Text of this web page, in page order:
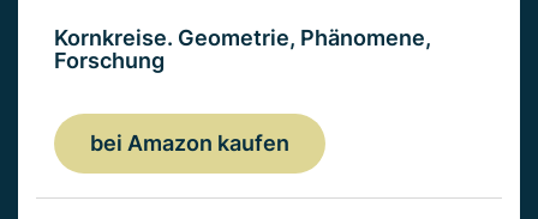
Kornkreise. Geometrie, Phänomene,
Forschung
bei Amazon kaufen